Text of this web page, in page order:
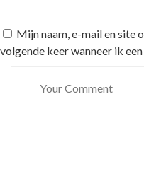
Mijn naam, e-mail en site
volgende keer wanneer ik